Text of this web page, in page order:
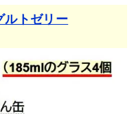
ルトゼリー